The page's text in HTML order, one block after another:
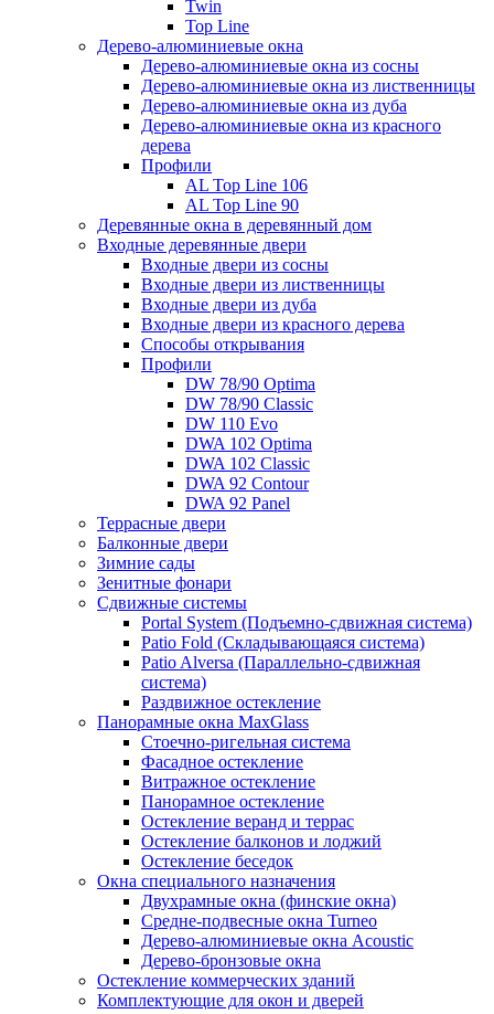
Twin
Top Line
Дерево-алюминиевые окна
Дерево-алюминиевые окна из сосны
Дерево-алюминиевые окна из лиственницы
Дерево-алюминиевые окна из дуба
Дерево-алюминиевые окна из красного
дерева
Профили
AL Top Line 106
AL Top Line 90
Деревянные окна в деревянный дом
Входные деревянные двери
Входные двери из сосны
Входные двери из лиственницы
Входные двери из дуба
Входные двери из красного дерева
Способы открывания
Профили
DW 78/90 Optima
DW 78/90 Classic
DW 110 Evo
DWA 102 Optima
DWA 102 Classic
DWA 92 Contour
DWA 92 Panel
Террасные двери
Балконные двери
Зимние сады
Зенитные фонари
Сдвижные системы
Portal System (Подъемно-сдвижная система)
Patio Fold (Складывающаяся система)
Patio Alversa (Параллельно-сдвижная
система)
Раздвижное остекление
Панорамные окна MaxGlass
Стоечно-ригельная система
Фасадное остекление
Витражное остекление
Панорамное остекление
Остекление веранд и террас
Остекление балконов и лоджий
Остекление беседок
Окна специального назначения
Двухрамные окна (финские окна)
Средне-подвесные окна Turneo
Дерево-алюминиевые окна Acoustic
Дерево-бронзовые окна
Остекление коммерческих зданий
Комплектующие для окон и дверей